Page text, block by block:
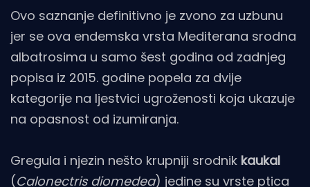
Ovo saznanje definitivno je zvono za uzbunu
jer se ova endemska vrsta Mediterana srodna
albatrosima u samo šest godina od zadnjeg
popisa iz 2015. godine popela za dvije
kategorije na ljestvici ugroženosti koja ukazuje
na opasnost od izumiranja.
Gregula i njezin nešto krupniji srodnik kaukal
(Calonectris diomedea) jedine su vrste ptica